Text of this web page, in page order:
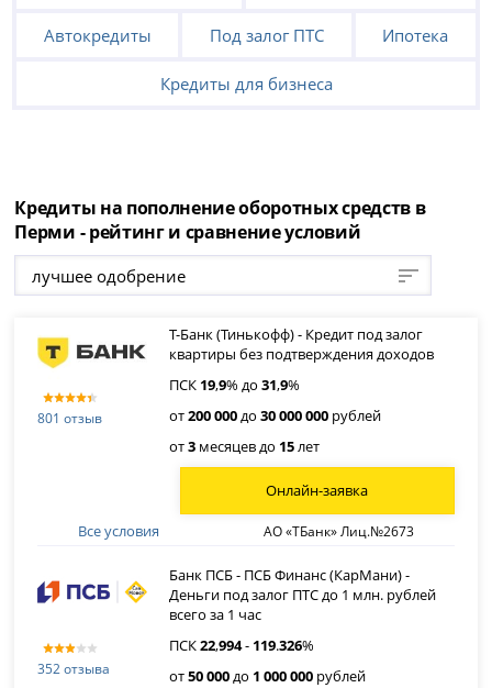
Автокредиты Под залог ПТС Ипотека
Кредиты для бизнеса
Кредиты на пополнение оборотных средств в
Перми - рейтинг и сравнение условий
лучшее одобрение
801 отзыв
Т-Банк (Тинькофф) - Кредит под залог
квартиры без подтверждения доходов
ПСК 19,9% до31,9%
от200 000до30 000 000 рублей
от3 месяцев до 15лет
Все условия АО «ТБанк» Лиц.№2673
Онлайн-заявка
352 отзыва
Банк ПСБ - ПСБ Финанс (КарМани) -
Деньги под залог ПТС до 1 млн. рублей
всего за 1 час
ПСК22,994- 119.326%
от50 000до 1 000 000 рублей